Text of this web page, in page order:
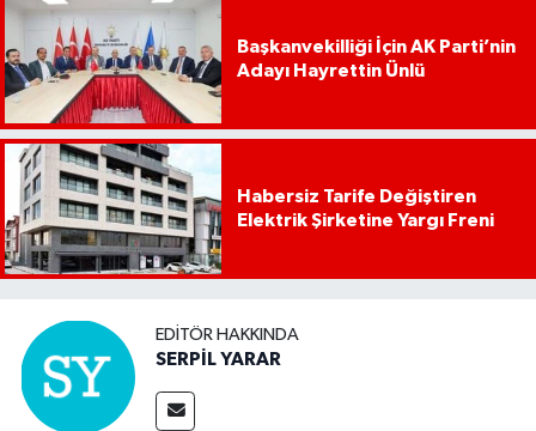
Başkanvekilliği İçin AK Parti’nin
Adayı Hayrettin Ünlü
Habersiz Tarife Değiştiren
Elektrik Şirketine Yargı Freni
EDITÖR HAKKINDA
SERPİL YARAR